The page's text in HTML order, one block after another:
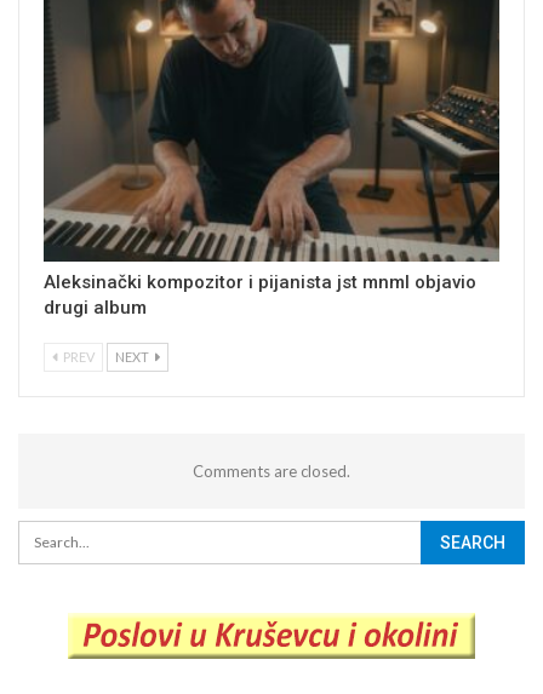
Aleksinački kompozitor i pijanista jst mnml objavio
drugi album
PREV NEXT
Comments are closed.